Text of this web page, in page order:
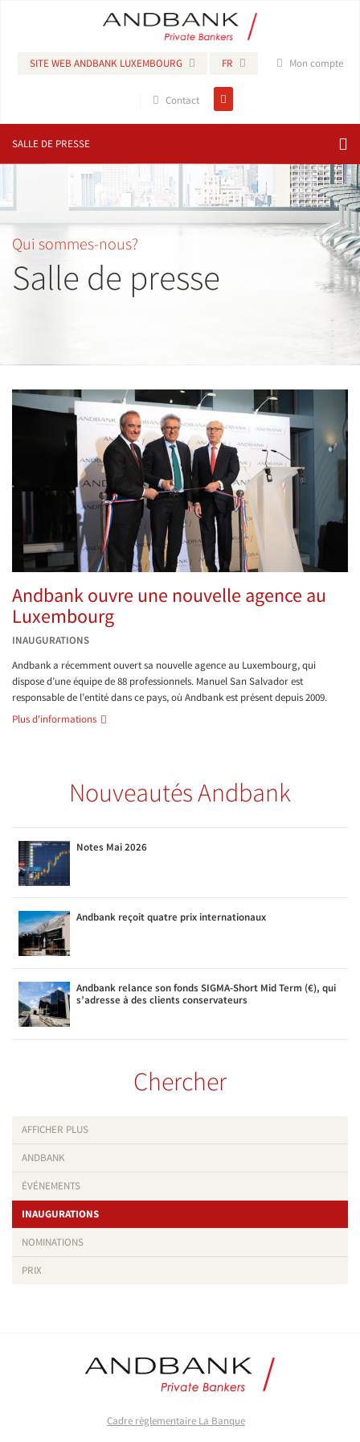
SITE WEB ANDBANK LUXEMBOURG FR Mon compte
Contact
SALLE DE PRESSE
Qui sommes-nous?
Salle de presse
Andbank ouvre une nouvelle agence au
Luxembourg
INAUGURATIONS
Andbank a récemment ouvert sa nouvelle agence au Luxembourg, qui
dispose d’une équipe de 88 professionnels. Manuel San Salvador est
responsable de l’entité dans ce pays, où Andbank est présent depuis 2009.
Plus d'informations
Nouveautés Andbank
Notes Mai 2026
Andbank reçoit quatre prix internationaux
Andbank relance son fonds SIGMA-Short Mid Term (€), qui
s’adresse à des clients conservateurs
Chercher
AFFICHER PLUS
ANDBANK
ÉVÉNEMENTS
INAUGURATIONS
NOMINATIONS
PRIX
Cadre règlementaire La Banque